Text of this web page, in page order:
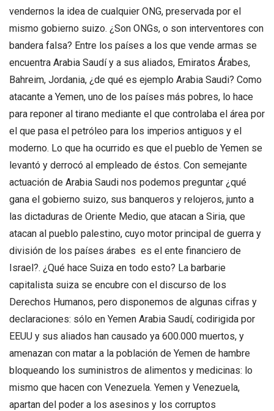
vendernos la idea de cualquier ONG, preservada por el
mismo gobierno suizo. ¿Son ONGs, o son interventores con
bandera falsa? Entre los países a los que vende armas se
encuentra Arabia Saudí y a sus aliados, Emiratos Árabes,
Bahreim, Jordania, ¿de qué es ejemplo Arabia Saudi? Como
atacante a Yemen, uno de los países más pobres, lo hace
para reponer al tirano mediante el que controlaba el área por
el que pasa el petróleo para los imperios antiguos y el
moderno. Lo que ha ocurrido es que el pueblo de Yemen se
levantó y derrocó al empleado de éstos. Con semejante
actuación de Arabia Saudi nos podemos preguntar ¿qué
gana el gobierno suizo, sus banqueros y relojeros, junto a
las dictaduras de Oriente Medio, que atacan a Siria, que
atacan al pueblo palestino, cuyo motor principal de guerra y
división de los países árabes es el ente financiero de
Israel?. ¿Qué hace Suiza en todo esto? La barbarie
capitalista suiza se encubre con el discurso de los
Derechos Humanos, pero disponemos de algunas cifras y
declaraciones: sólo en Yemen Arabia Saudí, codirigida por
EEUU y sus aliados han causado ya 600.000 muertos, y
amenazan con matar a la población de Yemen de hambre
bloqueando los suministros de alimentos y medicinas: lo
mismo que hacen con Venezuela. Yemen y Venezuela,
apartan del poder a los asesinos y los corruptos